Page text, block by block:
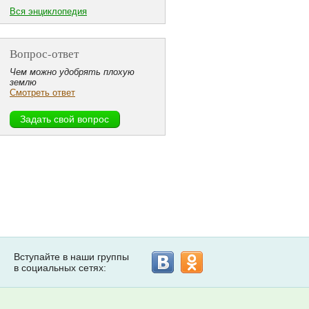
Вся энциклопедия
Вопрос-ответ
Чем можно удобрять плохую
землю
Смотреть ответ
Вступайте в наши группы
в социальных сетях: